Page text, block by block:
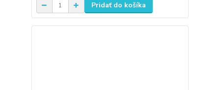
Pridať do košíka